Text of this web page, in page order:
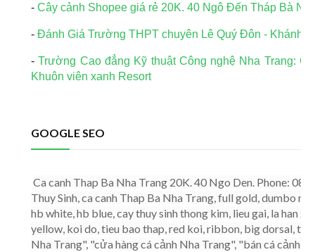
- Cây cảnh Shopee giá rẻ 20K. 40 Ngô Đến Tháp Bà
- Đánh Giá Trường THPT chuyên Lê Quý Đôn - Khánh
-Trường Cao đẳng Kỹ thuật Công nghệ Nha Trang:
Khuôn viên xanh Resort
GOOGLE SEO
Ca canh Thap Ba Nha Trang 20K. 40 Ngo Den. Phone:
Thuy Sinh, ca canh Thap Ba Nha Trang, full gold, dumbo
hb white, hb blue, cay thuy sinh thong kim, lieu gai, la han
yellow, koi do, tieu bao thap, red koi, ribbon, big dorsal,
Nha Trang", "cửa hàng cá cảnh Nha Trang", "bán cá cảnh